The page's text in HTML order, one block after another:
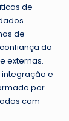
de
de
do
externas.
integração e
por
com